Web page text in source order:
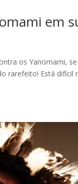
em
os Yanomami,
rarefeito! Está difícil